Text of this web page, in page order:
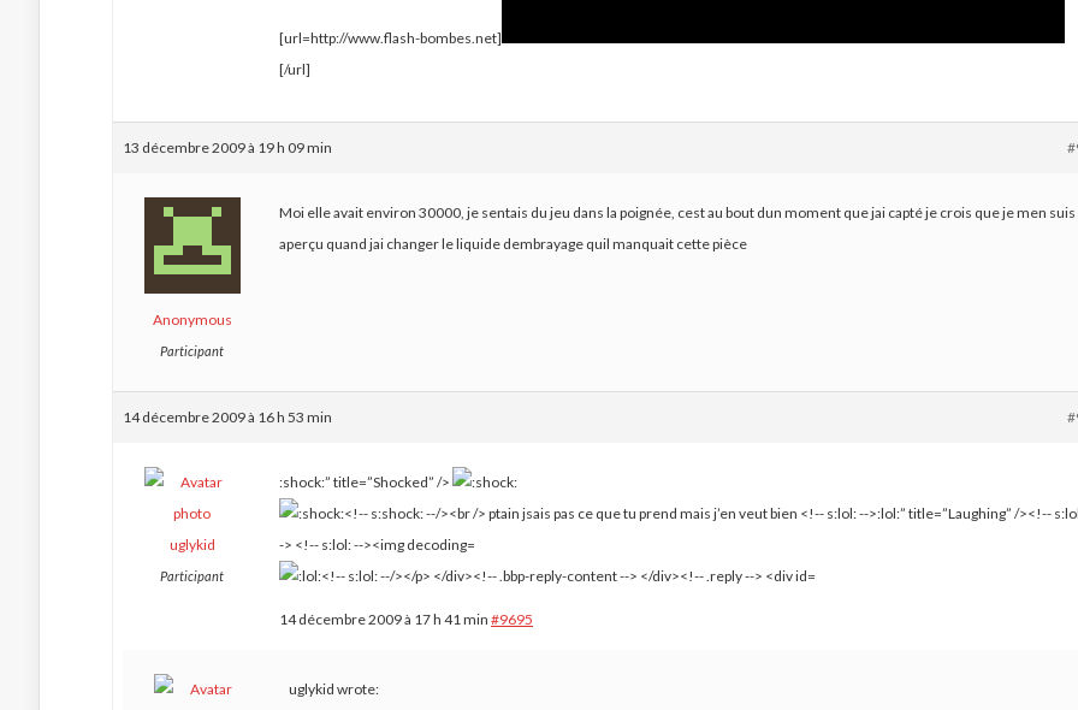
[url=http://www.flash-bombes.net]
[/url]
13 décembre 2009 à 19 h 09 min
Anonymous
Participant
Moi elle avait environ 30000, je sentais du jeu dans la poignée, cest au bout dun moment que jai capté je crois que je men suis
aperçu quand jai changer le liquide dembrayage quil manquait cette pièce
14 décembre 2009 à 16 h 53 min
uglykid
Participant
:shock:” title=”Shocked” />
14 décembre 2009 à 17 h 41 min #9695
uglykid wrote: